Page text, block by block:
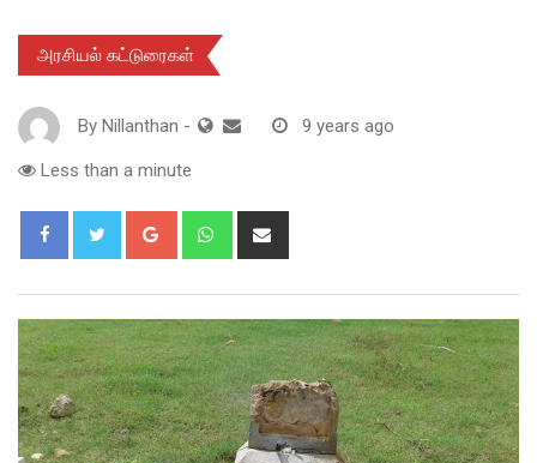
அரசியல் கட்டுரைகள்
By Nillanthan - 9 years ago
Less than a minute
Google+ Whatsapp